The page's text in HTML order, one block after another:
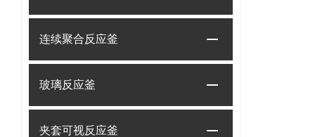
连续聚合反应釜
玻璃反应釜
夹套可视反应釜